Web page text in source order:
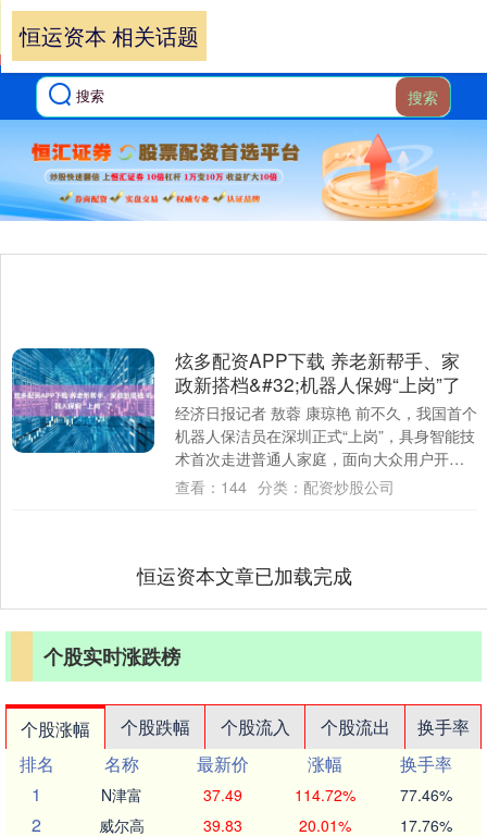
搜索
恒运资本 相关话题
炫多配资APP下载 养老新帮手、家
政新搭档&#32;机器人保姆“上岗”了
经济日报记者 敖蓉 康琼艳 前不久，我国首个
机器人保洁员在深圳正式“上岗”，具身智能技
术首次走进普通人家庭，面向大众用户开放
服务。 适配居民多元消费需求，机器人....
查看： 144 分类： 配资炒股公司
恒运资本文章已加载完成
个股实时涨跌榜
个股涨幅 个股跌幅 个股流入 个股流出
换手率
排名
名称 最新价 涨幅
换手率
1
N津富 37.49 114.72% 77.46%
2 威尔高 39.83 20.01% 17.76%